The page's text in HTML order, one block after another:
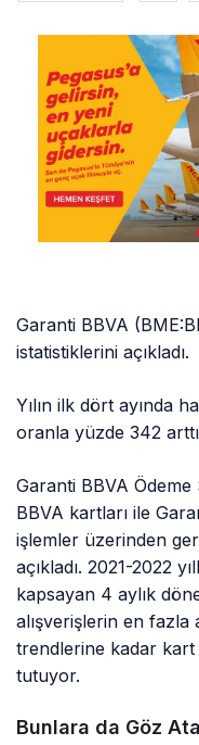
Garanti BBVA (BME:
istatistiklerini açıkladı.
Yılın ilk dört ayında
oranla yüzde 342 arttı
Garanti BBVA
BBVA kartları ile
işlemler üzerinden
açıkladı. 2021-2022
kapsayan 4 aylık
alışverişlerin en fazla
trendlerine kadar kart
tutuyor.
Bunlara da Göz